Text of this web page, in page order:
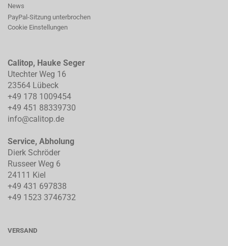
News
PayPal-Sitzung unterbrochen
Cookie Einstellungen
Calitop, Hauke Seger
Utechter Weg 16
23564 Lübeck
+49 178 1009454
+49 451 88339730
info@calitop.de
Service, Abholung
Dierk Schröder
Russeer Weg 6
24111 Kiel
+49 431 697838
+49 1523 3746732
VERSAND